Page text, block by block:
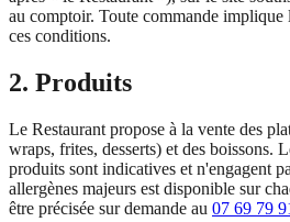
au comptoir. Toute commande implique
ces conditions.
2. Produits
Le Restaurant propose à la vente des
wraps, frites, desserts) et des boissons.
produits sont indicatives et n'engagent
allergènes majeurs est disponible sur
être précisée sur demande au 07 69 79